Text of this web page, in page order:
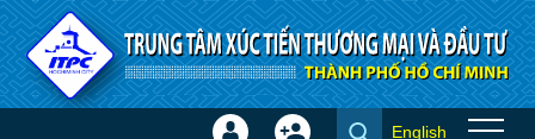
Truy cập nội dung luôn
English